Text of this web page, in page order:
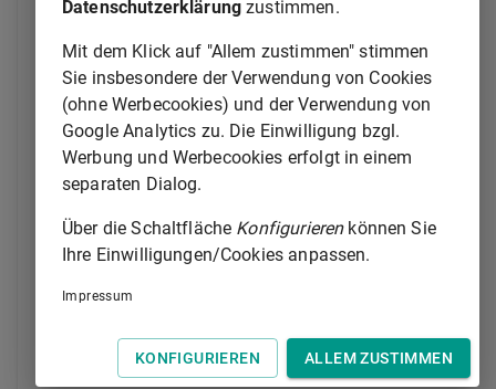
2.
Vor- und Nachname der als Technische
Aufsicht eingesetzten Person sowie
Nachweise über ihre fachliche Qualifikation.
Setzt der Halter seinerseits Beschäftigte gemäß § 26
des Bundesdatenschutzgesetzes als Technische
Aufsicht ein, findet § 26 des
Bundesdatenschutzgesetzes
Kraftfahrt-Bundesamt hat die Daten unverzüglich zu
löschen, sobald sie für die Zwecke nach Satz 1 nicht
Jahren nach Einstellung des Betriebs des
(5) Sofern es sich nicht um ein Kraftfahrzeug im Sinne
Datenschutzerklärung zustimmen.
Mit dem Klick auf "Allem zustimmen" stimmen
Sie insbesondere der Verwendung von Cookies
(ohne Werbecookies) und der Verwendung von
Google Analytics zu. Die Einwilligung bzgl.
Werbung und Werbecookies erfolgt in einem
separaten Dialog.
Über die Schaltfläche Konfigurierenkönnen Sie
Ihre Einwilligungen/Cookies anpassen.
Impressum
KONFIGURIEREN ALLEM ZUSTIMMEN